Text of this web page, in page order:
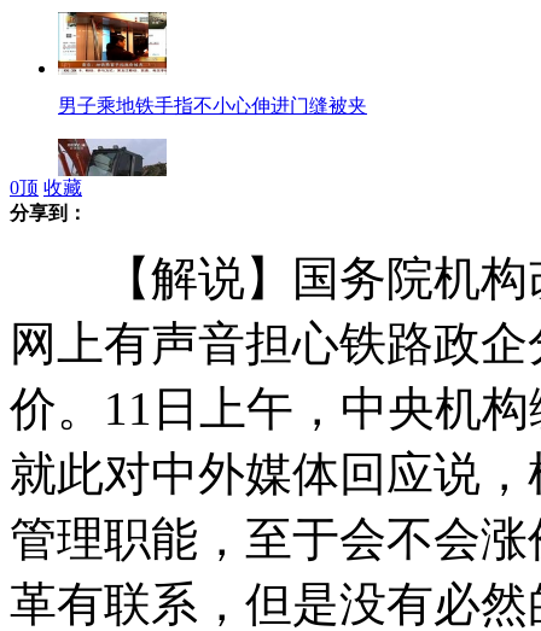
男子乘地铁手指不小心伸进门缝被夹
多国民众抗议政府使用核能
白领沉迷赌博 信用卡非法巨额套现
韩加强航空管制 履行对朝制裁决议
0顶 收藏
分享到：
【解说】国务院机构
网上有声音担心铁路政
价。11日上午，中央机
就此对中外媒体回应说
管理职能，至于会不会
革有联系，但是没有必